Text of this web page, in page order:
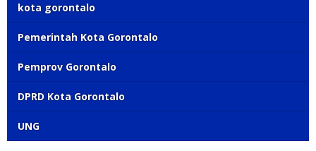
kota gorontalo
Pemerintah Kota Gorontalo
Pemprov Gorontalo
DPRD Kota Gorontalo
UNG